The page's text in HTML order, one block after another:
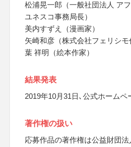
松浦晃一郎（一般社団法人 ア
ユネスコ事務局長）
美内すずえ（漫画家）
矢崎和彦（株式会社フェリシモ
葉 祥明（絵本作家）
結果発表
2019年10月31日､公式ホームペ
著作権の扱い
応募作品の著作権は公益財団